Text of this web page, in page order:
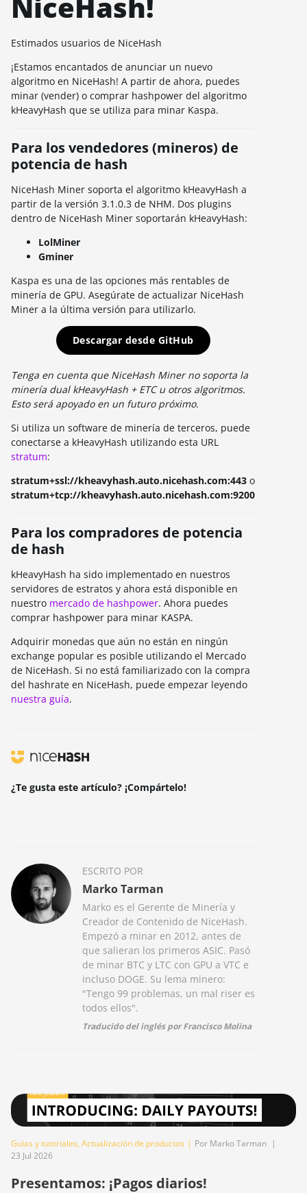
Estimados usuarios de NiceHash
¡Estamos encantados de anunciar un nuevo
algoritmo en NiceHash! A partir de ahora, puedes
minar (vender) o comprar hashpower del algoritmo
kHeavyHash que se utiliza para minar Kaspa.
Para los vendedores (mineros) de
potencia de hash
NiceHash Miner soporta el algoritmo kHeavyHash a
partir de la versión 3.1.0.3 de NHM. Dos plugins
dentro de NiceHash Miner soportarán kHeavyHash:
LolMiner
Gminer
Kaspa es una de las opciones más rentables de
minería de GPU. Asegúrate de actualizar NiceHash
Miner a la última versión para utilizarlo.
Descargar desde GitHub
Tenga en cuenta que NiceHash Miner no soporta la
minería dual kHeavyHash + ETC u otros algoritmos.
Esto será apoyado en un futuro próximo.
Si utiliza un software de minería de terceros, puede
conectarse a kHeavyHash utilizando esta URL
stratum:
stratum+ssl://kheavyhash.auto.nicehash.com:443 o
stratum+tcp://kheavyhash.auto.nicehash.com:9200
Para los compradores de potencia
de hash
kHeavyHash ha sido implementado en nuestros
servidores de estratos y ahora está disponible en
nuestro mercado de hashpower. Ahora puedes
comprar hashpower para minar KASPA.
Adquirir monedas que aún no están en ningún
exchange popular es posible utilizando el Mercado
de NiceHash. Si no está familiarizado con la compra
del hashrate en NiceHash, puede empezar leyendo
nuestra guía.
¿Te gusta este artículo? ¡Compártelo!
ESCRITO POR
Marko Tarman
Marko es el Gerente de Minería y
Creador de Contenido de NiceHash.
Empezó a minar en 2012, antes de
que salieran los primeros ASIC. Pasó
de minar BTC y LTC con GPU a VTC e
incluso DOGE. Su lema minero:
"Tengo 99 problemas, un mal riser es
todos ellos".
Traducido del inglés por Francisco Molina
Guías y tutoriales, Actualización de productos | Por Marko Tarman |
23 Jul 2026
Presentamos: ¡Pagos diarios!